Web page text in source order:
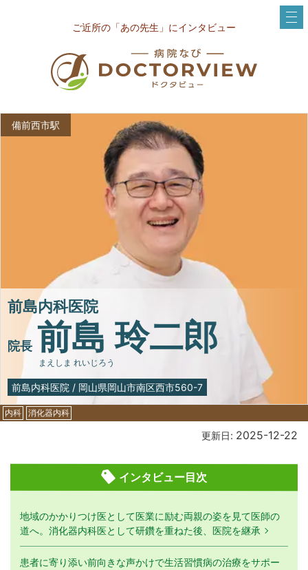
ご近所の「あの先生」にインタビュー
備前西市駅
前島内科医院
院長 前島 玲二郎
まえしま れいじろう
前島内科医院 / 岡山県岡山市南区西市560-7
内科 消化器内科
更新日: 2025-12-22
インタビュー目次
地域のかかりつけ医として医業に励む両親の姿を見て医師の
道へ。消化器内科医として研鑽を重ねた後、医院を継承
患者に寄り添い前向きな声かけで生活習慣病の治療をサポー